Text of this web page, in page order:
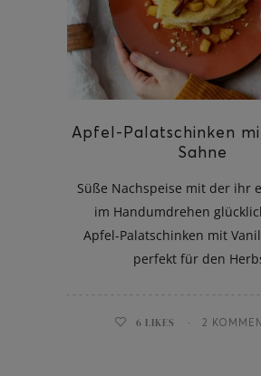
Apfel-Palatschinken
Sahne
Süße Nachspeise mit der ihr
im Handumdrehen
Apfel-Palatschinken mit
perfekt für den
6 LIKES 2